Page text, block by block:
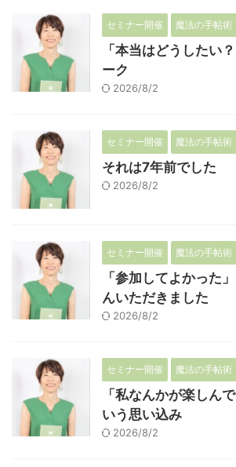
セミナー開催 魔法の手帖術
「本当はどうしたい
ーク
2026/8/2
セミナー開催 魔法の手帖術
それは7年前でした
2026/8/2
セミナー開催 魔法の手帖術
「参加してよかった
んいただきました
2026/8/2
セミナー開催 魔法の手帖術
「私なんかが楽しん
いう思い込み
2026/8/2